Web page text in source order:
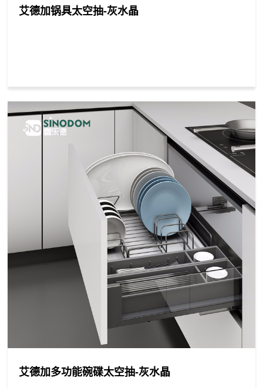
艾德加锅具太空抽-灰水晶
艾德加多功能碗碟太空抽-灰水晶